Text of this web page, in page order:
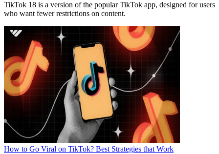
TikTok 18 is a version of the popular TikTok app, designed for users
who want fewer restrictions on content.
How to Go Viral on TikTok? Best Strategies that Work